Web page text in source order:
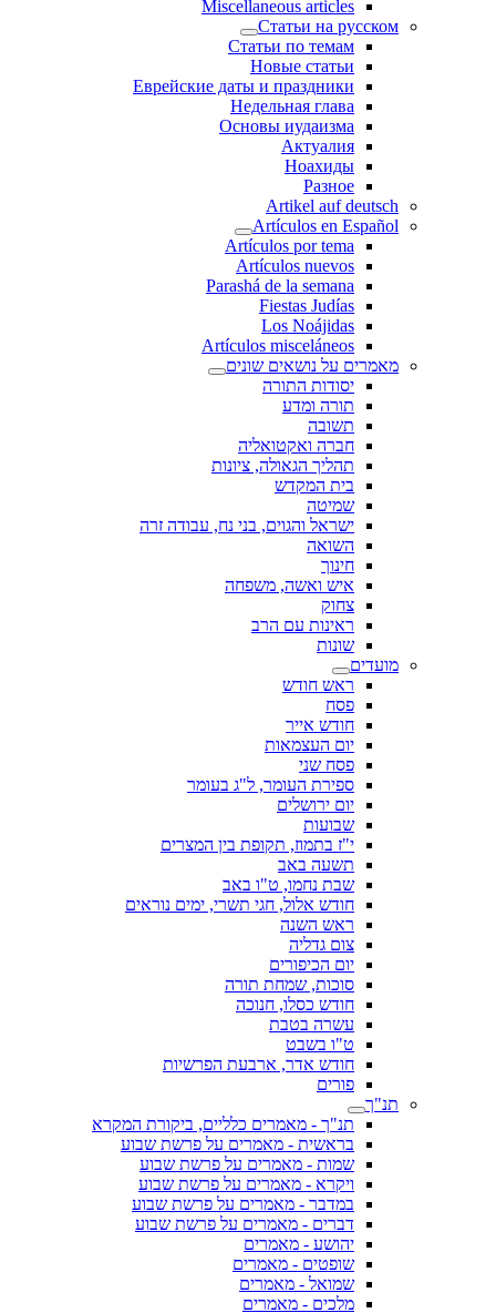
Miscellaneous articles
Статьи на русском
Статьи по темам
Новые статьи
Еврейские даты и праздники
Недельная глава
Основы иудаизма
Актуалия
Ноахиды
Разное
Artikel auf deutsch
Artículos en Español
Artículos por tema
Artículos nuevos
Parashá de la semana
Fiestas Judías
Los Noájidas
Artículos misceláneos
מאמרים על נושאים שונים
יסודות התורה
תורה ומדע
תשובה
חברה ואקטואליה
תהליך הגאולה, ציונות
בית המקדש
שמיטה
ישראל והגוים, בני נח, עבודה זרה
השואה
חינוך
איש ואשה, משפחה
צחוק
ראינות עם הרב
שונות
מועדים
ראש חודש
פסח
חודש אייר
יום העצמאות
פסח שני
ספירת העומר, ל"ג בעומר
יום ירושלים
שבועות
י"ז בתמוז, תקופת בין המצרים
תשעה באב
שבת נחמו, ט"ו באב
חודש אלול, חגי תשרי, ימים נוראים
ראש השנה
צום גדליה
יום הכיפורים
סוכות, שמחת תורה
חודש כסלו, חנוכה
עשרה בטבת
ט"ו בשבט
חודש אדר, ארבעת הפרשיות
פורים
תנ"ך
תנ"ך - מאמרים כלליים, ביקורת המקרא
בראשית - מאמרים על פרשת שבוע
שמות - מאמרים על פרשת שבוע
ויקרא - מאמרים על פרשת שבוע
במדבר - מאמרים על פרשת שבוע
דברים - מאמרים על פרשת שבוע
יהושע - מאמרים
שופטים - מאמרים
שמואל - מאמרים
מלכים - מאמרים